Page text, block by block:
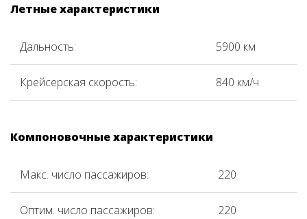
Летные характеристики
Дальность: 5900 км
Крейсерская скорость: 840 км/ч
Компоновочные характеристики
Макс. число пассажиров: 220
Оптим. число пассажиров: 220